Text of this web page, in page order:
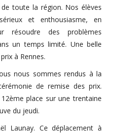
toute la région. Nos élèves
et enthousiasme, en
résoudre des problèmes
un temps limité. Une belle
à Rennes.
nous sommes rendus à la
de remise des prix.
place sur une trentaine
du jeudi.
Launay. Ce déplacement à